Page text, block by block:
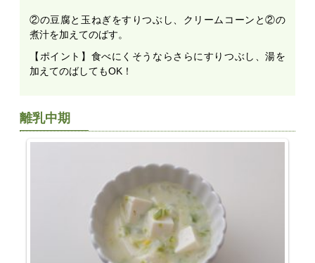
②の豆腐と玉ねぎをすりつぶし、クリームコーンと②の
煮汁を加えてのばす。
【ポイント】食べにくそうならさらにすりつぶし、湯を
加えてのばしてもOK！
離乳中期